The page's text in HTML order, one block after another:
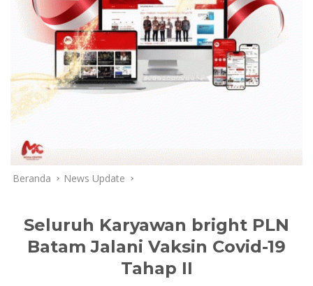
Beranda News Update
Seluruh Karyawan bright PLN
Batam Jalani Vaksin Covid-19
Tahap II